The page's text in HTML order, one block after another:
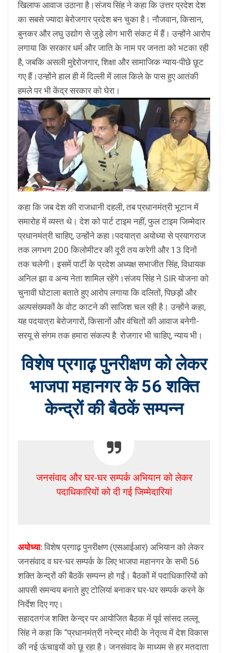
खिलाफ आवाज उठाना है।संजय सिंह ने कहा कि उत्तर प्रदेश देश
का सबसे ज्यादा बेरोजगार प्रदेश बन चुका है। नौजवान, किसान,
बुनकर और लघु उद्योग से जुड़े लोग भारी संकट में हैं। उन्होंने आरोप
लगाया कि सरकार धर्म और जाति के नाम पर जनता को भटका रही
है, जबकि असली मुद्देरोजगार, शिक्षा और सामाजिक न्याय-पीछे छूट
गए हैं।उन्होंने हाल ही में दिल्ली में लाल किले के पास हुए आतंकी
हमले पर भी केंद्र सरकार को घेरा।
कहा कि जब देश की राजधानी दहली, तब प्रधानमंत्री भूटान में
समारोह में व्यस्त थे। देश को पार्ट टाइम नहीं, फुल टाइम जिम्मेदार
प्रधानमंत्री चाहिए, उन्होंने कहा।पदयात्रा अयोध्या से प्रयागराज
तक लगभग 200 किलोमीटर की दूरी तय करेगी और 13 दिनों
तक चलेगी। इसमें पार्टी के प्रदेश अध्यक्ष सभाजीत सिंह, विधायक
अनिल झा व अन्य नेता शामिल रहेंगे।संजय सिंह ने SIR योजना को
चुनावी घोटाला बताते हुए आरोप लगाया कि दलितों, पिछड़ों और
अल्पसंख्यकों के वोट काटने की साजिश चल रही है। उन्होंने कहा,
यह पदयात्रा बेरोजगारों, किसानों और वंचितों की आवाज बनेगी-
सरयू से संगम तक हमारा संकल्प है: रोजगार भी चाहिए, न्याय भी।
विशेष प्रगाढ़ पुनरीक्षण को लेकर
भाजपा महानगर के 56 शक्ति
केन्द्रों की बैठकें सम्पन्न
जनसंवाद और घर-घर सम्पर्क अभियान को लेकर
पदाधिकारियों को दी गई जिम्मेदारियां
अयोध्या:विशेष प्रगाढ़ पुनरीक्षण (एसआईआर) अभियान को लेकर
जनसंवाद व घर-घर सम्पर्क के लिए भाजपा महानगर के सभी 56
शक्ति केन्द्रों की बैठकें सम्पन्न हो गईं। बैठकों में पदाधिकारियों को
आपसी समन्वय बनाते हुए टोलियां बनाकर घर-घर सम्पर्क करने के
निर्देश दिए गए।
सहादतगंज शक्ति केन्द्र पर आयोजित बैठक में पूर्व सांसद लल्लू
सिंह ने कहा कि “प्रधानमंत्री नरेन्द्र मोदी के नेतृत्व में देश विकास
की नई ऊंचाइयों को छू रहा है। जनसंवाद के माध्यम से हर मतदाता